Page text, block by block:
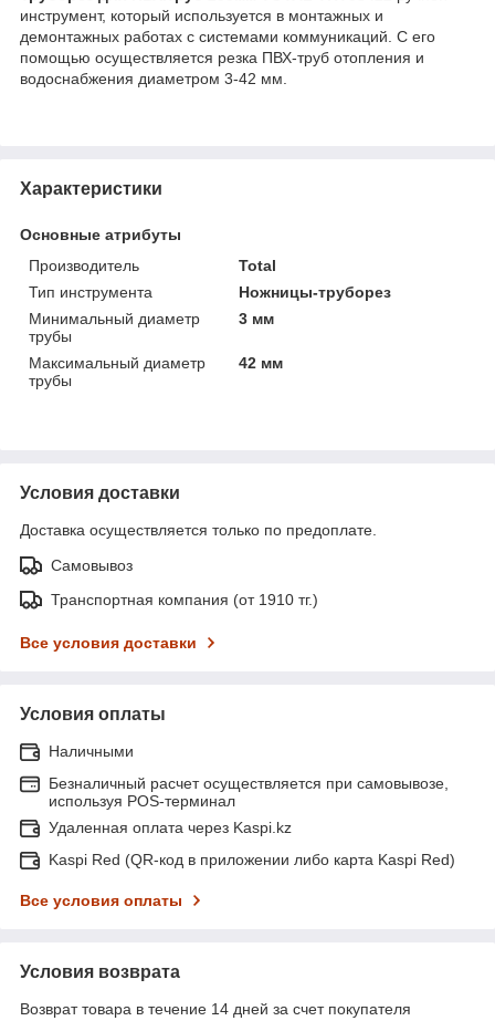
инструмент, который используется в монтажных и
демонтажных работах с системами коммуникаций. С его
помощью осуществляется резка ПВХ-труб отопления и
водоснабжения диаметром 3-42 мм.
Характеристики
Основные атрибуты
Производитель
Total
Тип инструмента
Ножницы-труборез
Минимальный диаметр
трубы
3 мм
Максимальный диаметр
трубы
42 мм
Условия доставки
Доставка осуществляется только по предоплате.
Самовывоз
Транспортная компания (от 1910 тг.)
Все условия доставки
Условия оплаты
Наличными
Безналичный расчет осуществляется при самовывозе,
используя POS-терминал
Удаленная оплата через Kaspi.kz
Kaspi Red (QR-код в приложении либо карта Kaspi Red)
Все условия оплаты
Условия возврата
Возврат товара в течение 14 дней за счет покупателя